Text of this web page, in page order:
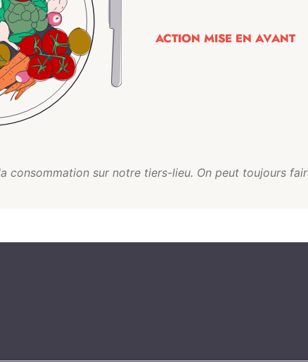
ACTION MISE EN AVANT
consommation sur notre tiers-lieu. On peut toujours